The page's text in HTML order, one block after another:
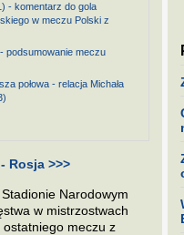
- komentarz do gola
w meczu Polski z
podsumowanie meczu
połowa - relacja Michała
Rosja >>>
Narodowym
w mistrzostwach
meczu z